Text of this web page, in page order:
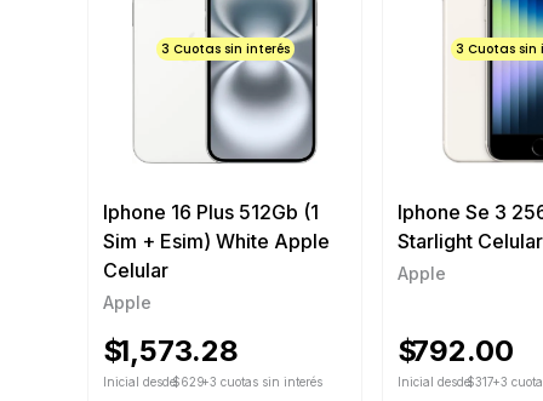
3 Cuotas sin interés
Iphone 16 Plus 512Gb (1
Sim + Esim) White Apple
Celular
Apple
$1,573.28
Inicial desde$629+3 cuotas sin interés
3 Cuotas sin
Iphone Se 3
Starlight
Apple
$792.00
Inicial desde$317+3